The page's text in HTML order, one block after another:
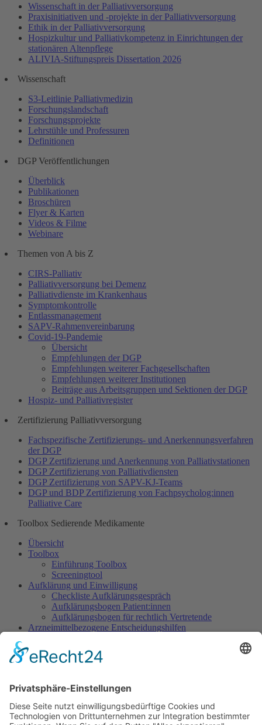
Wissenschaft in der Palliativversorgung
Praxisinitiativen und -projekte in der Palliativversorgung
Ethik in der Palliativversorgung
Hospizkultur und Palliativkompetenz in Einrichtungen der
stationären Altenpflege
ALIVIA-Stiftungspreis Dissertation 2026
Wissenschaft
S3-Leitlinie Palliativmedizin
Forschungslandschaft
Forschungsprojekte
Lehrstühle und Professuren
Definitionen
DGP Veröffentlichungen
Überblick
Publikationen
Broschüren
Flyer & Karten
Videos & Filme
Webinare
Themen von A bis Z
CIRS-Palliativ
Palliativversorgung bei Demenz
Palliativdienste im Krankenhaus
Symptomkontrolle
Entlassmanagement
SAPV-Rahmenvereinbarung
Covid-19-Pandemie
Übersicht
Empfehlungen der DGP
Empfehlungen weiterer Fachgesellschaften
Empfehlungen weiterer Institutionen
Beiträge aus Arbeitsgruppen und Sektionen der DGP
Hospiz- und Palliativregister
Zertifizierung Palliativversorgung
Fachspezifische Zertifizierungs- und Anerkennungsverfahren
der DGP
DGP Zertifizierung und Anerkennung von Palliativstationen
DGP Zertifizierung von Palliativdiensten
DGP Zertifizierung von SAPV-KJ-Teams
DGP und BDP Zertifizierung von Fachpsycholog:innen
Palliative Care
Toolbox Sedierende Medikamente
Übersicht
Toolbox
Einführung Toolbox
Screeningtool
Aufklärung und Einwilligung
Checkliste Aufklärungsgespräch
Aufklärungsbogen Patient:innen
Aufklärungsbogen für rechtlich Vertretende
Arzneimittelbezogene Entscheidungshilfen
Warnliste
Dokumentation
Indikation Existenzielles Leiden
Wunsch nach Sedierung, um das eigene Leben zu
beenden
Sedierung im Rahmen des Beendens künstlicher